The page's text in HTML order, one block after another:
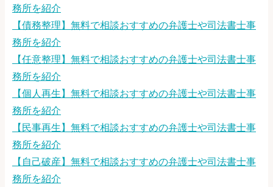
務所を紹介
【債務整理】無料で相談おすすめの弁護士や司法書士事
務所を紹介
【任意整理】無料で相談おすすめの弁護士や司法書士事
務所を紹介
【個人再生】無料で相談おすすめの弁護士や司法書士事
務所を紹介
【民事再生】無料で相談おすすめの弁護士や司法書士事
務所を紹介
【自己破産】無料で相談おすすめの弁護士や司法書士事
務所を紹介